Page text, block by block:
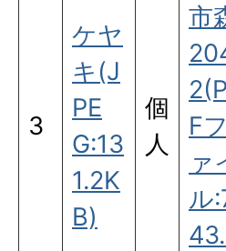
3
ケヤ
キ(J
PE
G:13
1.2K
B)
個
人
市
Fフ
ァ
ル